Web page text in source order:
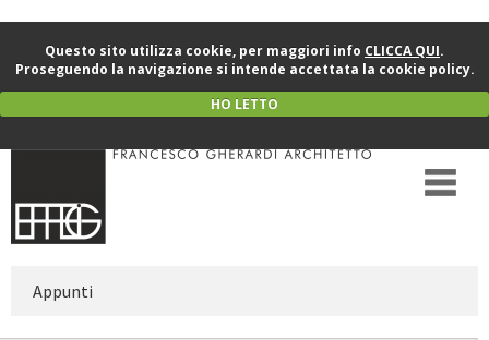
Questo sito utilizza cookie, per maggiori info CLICCA QUI.
Proseguendo la navigazione si intende accettata la cookie policy.
HO LETTO
Appunti